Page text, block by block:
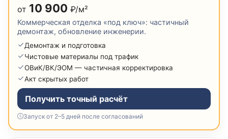
от 10 900 ₽/м²
Коммерческая отделка «под ключ»: частичный
демонтаж, обновление инженерии.
Демонтаж и подготовка
Чистовые материалы под трафик
ОВиК/ВК/ЭОМ — частичная корректировка
Акт скрытых работ
Получить точный расчёт
Запуск от 2–5 дней после согласований